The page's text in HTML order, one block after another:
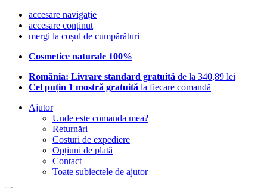
accesare navigație
accesare conținut
mergi la coșul de cumpărături
Cosmetice naturale 100%
România: Livrare standard gratuită de la 340,89 lei
Cel puțin 1 mostră gratuită la fiecare comandă
Ajutor
Unde este comanda mea?
Returnări
Costuri de expediere
Opțiuni de plată
Contact
Toate subiectele de ajutor